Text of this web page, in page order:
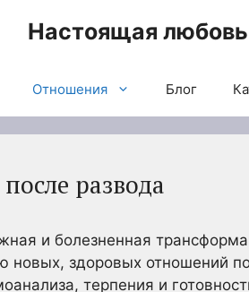
Настоящая любовь
Отношения Блог
развода
и болезненная
новых, здоровых отношений
терпения и